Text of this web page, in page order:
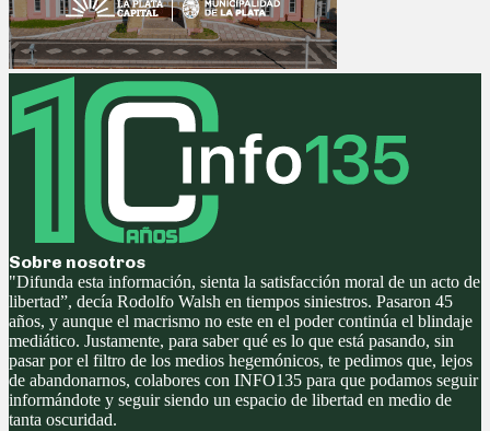
Sobre nosotros
"Difunda esta información, sienta la satisfacción moral de un acto de
libertad”, decía Rodolfo Walsh en tiempos siniestros. Pasaron 45
años, y aunque el macrismo no este en el poder continúa el blindaje
mediático. Justamente, para saber qué es lo que está pasando, sin
pasar por el filtro de los medios hegemónicos, te pedimos que, lejos
de abandonarnos, colabores con INFO135 para que podamos seguir
informándote y seguir siendo un espacio de libertad en medio de
tanta oscuridad.